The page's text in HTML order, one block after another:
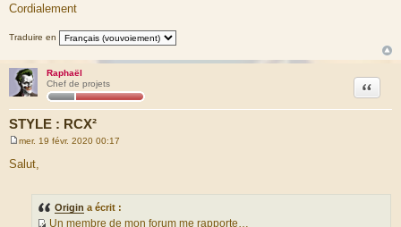
Cordialement
Traduire en
Raphaël
Chef de projets
STYLE : RCX²
Citation
e
s
mer. 19 févr. 2020 00:17
Salut,
Origin a écrit :
Un membre de mon forum me rapporte…